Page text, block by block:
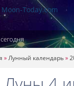
»Лунный календарь»